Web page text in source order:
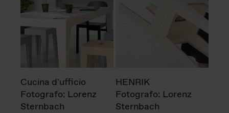
Cucina d'ufficio
Fotografo: Lorenz
Sternbach
HENRIK
Fotografo: Lorenz
Sternbach